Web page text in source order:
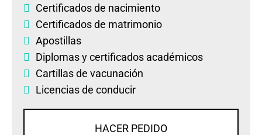
Certificados de nacimiento
Certificados de matrimonio
Apostillas
Diplomasycertificados académicos
Cartillas de vacunación
Licencias de conducir
HACER PEDIDO